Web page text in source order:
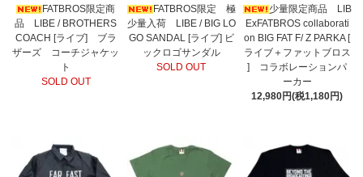
FATBROS限定商
品 LIBE / BROTHERS
COACH [ライブ] ブラ
ザーズ コーチジャケッ
ト
SOLD OUT
FATBROS限定 極
少量入荷 LIBE / BIG LO
GO SANDAL [ライブ] ビ
ックロゴサンダル
SOLD OUT
少量限定商品 LIB
ExFATBROS collaborati
on BIG FAT F/ Z PARKA [
ライブ＋ファットブロス
] コラボレーションパ
ーカー
12,980円(税1,180円)